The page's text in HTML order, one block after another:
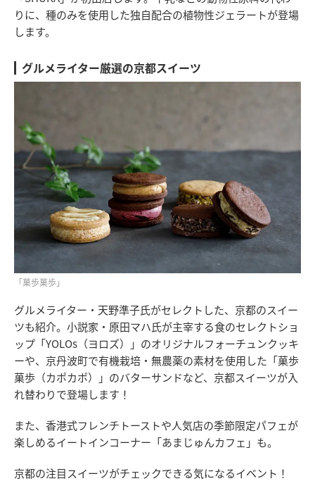
りに、種のみを使用した独自配合の植物性ジェラートが登場
します。
グルメライター厳選の京都スイーツ
「菓歩菓歩」
グルメライター・天野準子氏がセレクトした、京都のスイー
ツも紹介。小説家・原田マハ氏が主宰する食のセレクトショ
ップ「YOLOs（ヨロズ）」のオリジナルフォーチュンクッキ
ーや、京丹波町で有機栽培・無農薬の素材を使用した「菓歩
菓歩（カポカポ）」のバターサンドなど、京都スイーツが入
れ替わりで登場します！
また、香港式フレンチトーストや人気店の季節限定パフェが
楽しめるイートインコーナー「あまじゅんカフェ」も。
京都の注目スイーツがチェックできる気になるイベント！